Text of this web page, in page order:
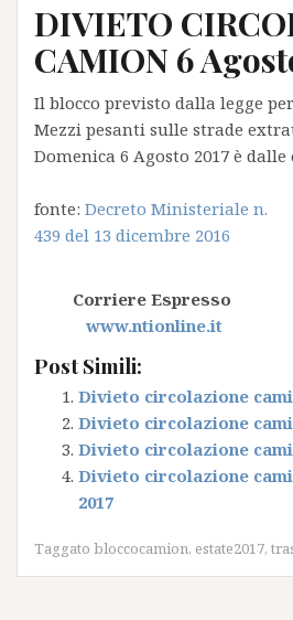
DIVIETO
CAMION 6
Il blocco previsto dalla legge
Mezzi pesanti sulle strade
Domenica 6 Agosto 2017 è dalle
fonte: Decreto Ministeriale n.
439 del 13 dicembre 2016
Corriere Espresso
www.ntionline.it
Post Simili:
Divieto circolazione
Divieto circolazione
Divieto circolazione
Divieto circolazione
2017
Taggato bloccocamion, estate2017,